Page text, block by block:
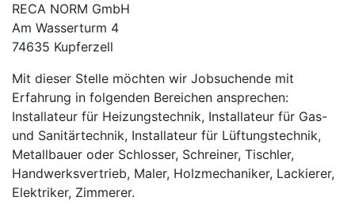
RECA NORM GmbH
Am Wasserturm 4
74635 Kupferzell
Mit dieser Stelle möchten wir Jobsuchende mit
Erfahrung in folgenden Bereichen ansprechen:
Installateur für Heizungstechnik, Installateur für Gas-
und Sanitärtechnik, Installateur für Lüftungstechnik,
Metallbauer oder Schlosser, Schreiner, Tischler,
Handwerksvertrieb, Maler, Holzmechaniker, Lackierer,
Elektriker, Zimmerer.